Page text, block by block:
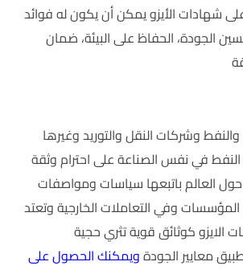
شهادات الأيزو يمكن أن يكون له فوائد
الجودة، الحفاظ على البيئة، ضمان
وشركات النقل والتوريد وغيرها
في نفس الصناعة على احترام وثقة
العالم باتبعها سياسات ومواصفات
المؤسسات وفي التعاملات الخارجية وتعتد
كوثائق قوية تثري حجية
معايير الجودةويمكنك الحصول على